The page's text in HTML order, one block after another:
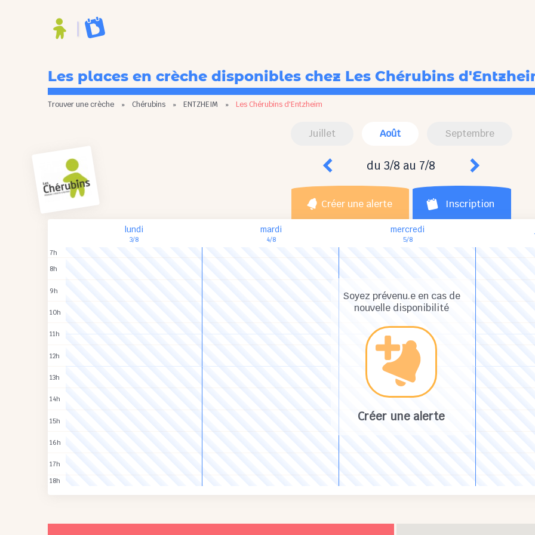
Les places en crèche disponibles chez Les Chérubins
Trouver une crèche » Chérubins » ENTZHEIM » Les Chérubins d'Entzheim
Juillet Août Septembre
du 3/8 au 7/8
Créer une alerte Inscription
Soyez prévenu.e en cas de
nouvelle disponibilité
Créer une alerte
lundi
3/8
mardi
4/8
mercredi
5/8
7h
8h
9h
10h
11h
12h
13h
14h
15h
16h
17h
18h